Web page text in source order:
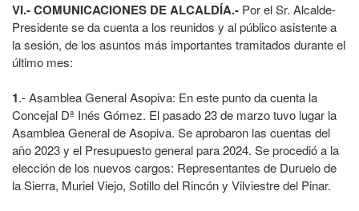
VI.- COMUNICACIONES DE ALCALDÍA.- Por el Sr. Alcalde-
Presidente se da cuenta a los reunidos y al público asistente a
la sesión, de los asuntos más importantes tramitados durante el
último mes:
1.- Asamblea General Asopiva: En este punto da cuenta la
Concejal Dª Inés Gómez. El pasado 23 de marzo tuvo lugar la
Asamblea General de Asopiva. Se aprobaron las cuentas del
año 2023 y el Presupuesto general para 2024. Se procedió a la
elección de los nuevos cargos: Representantes de Duruelo de
la Sierra, Muriel Viejo, Sotillo del Rincón y Vilviestre del Pinar.